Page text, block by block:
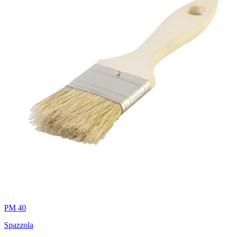
PM 40
Spazzola